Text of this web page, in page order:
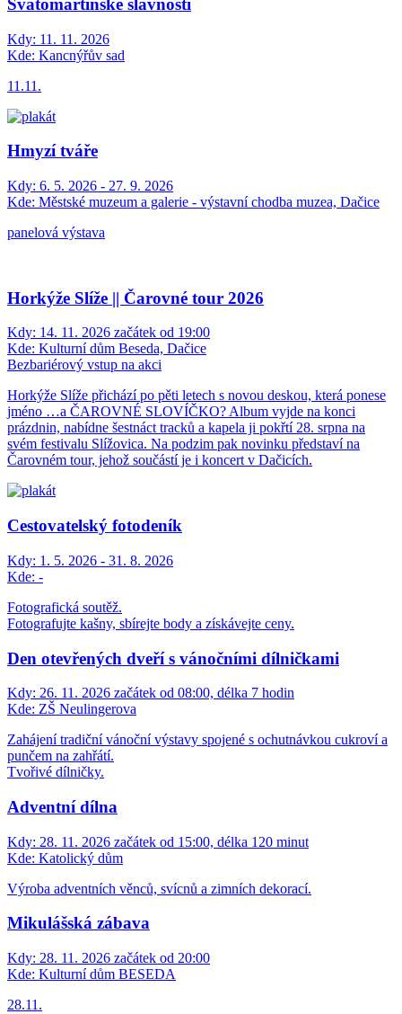
Svatomartinské slavnosti
Kdy: 11. 11. 2026
Kde: Kancnýřův sad
11.11.
Hmyzí tváře
Kdy: 6. 5. 2026 - 27. 9. 2026
Kde: Městské muzeum a galerie - výstavní chodba muzea, Dačice
panelová výstava
Horkýže Slíže || Čarovné tour 2026
Kdy: 14. 11. 2026 začátek od 19:00
Kde: Kulturní dům Beseda, Dačice
Bezbariérový vstup na akci
Horkýže Slíže přichází po pěti letech s novou deskou, která ponese
jméno …a ČAROVNÉ SLOVÍČKO? Album vyjde na konci
prázdnin, nabídne šestnáct tracků a kapela ji pokřtí 28. srpna na
svém festivalu Slížovica. Na podzim pak novinku představí na
Čarovném tour, jehož součástí je i koncert v Dačicích.
Cestovatelský fotodeník
Kdy: 1. 5. 2026 - 31. 8. 2026
Kde: -
Fotografická soutěž.
Fotografujte kašny, sbírejte body a získávejte ceny.
Den otevřených dveří s vánočními dílničkami
Kdy: 26. 11. 2026 začátek od 08:00, délka 7 hodin
Kde: ZŠ Neulingerova
Zahájení tradiční vánoční výstavy spojené s ochutnávkou cukroví a
punčem na zahřátí.
Tvořivé dílničky.
Adventní dílna
Kdy: 28. 11. 2026 začátek od 15:00, délka 120 minut
Kde: Katolický dům
Výroba adventních věnců, svícnů a zimních dekorací.
Mikulášská zábava
Kdy: 28. 11. 2026 začátek od 20:00
Kde: Kulturní dům BESEDA
28.11.